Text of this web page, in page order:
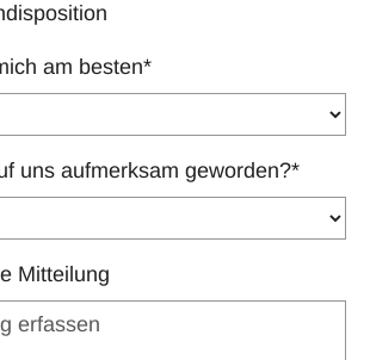
am besten*
uns aufmerksam geworden?*
Mitteilung